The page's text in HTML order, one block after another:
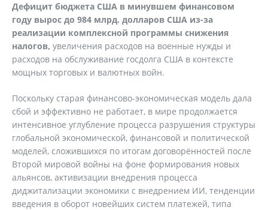
Дефицит бюджета США в минувшем финансовом
году вырос до 984 млрд. долларов США из-за
реализации комплексной программы снижения
налогов, увеличения расходов на военные нужды и
расходов на обслуживание госдолга США в контексте
мощных торговых и валютных войн.
Поскольку старая финансово-экономическая модель дала
сбой и эффективно не работает, в мире продолжается
интенсивное углубление процесса разрушения структуры
глобальной экономической, финансовой и политической
моделей, сложившихся по итогам договорённостей после
Второй мировой войны на фоне формирования новых
альянсов, активизации внедрения процесса
диджитализации экономики с внедрением ИИ, тенденции
введения в оборот новейших систем платежей, типа